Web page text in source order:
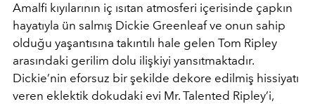
Amalfi kıyılarının iç ısıtan atmosferi içerisinde çapkın
hayatıyla ün salmış Dickie Greenleaf ve onun sahip
olduğu yaşantısına takıntılı hale gelen Tom Ripley
arasındaki gerilim dolu ilişkiyi yansıtmaktadır.
Dickie’nin eforsuz bir şekilde dekore edilmiş hissiyatı
veren eklektik dokudaki evi Mr. Talented Ripley’i,